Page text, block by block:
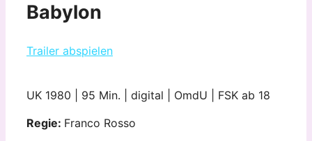
Babylon
Trailer abspielen
UK 1980 | 95 Min. | digital | OmdU | FSK ab 18
Regie: Franco Rosso